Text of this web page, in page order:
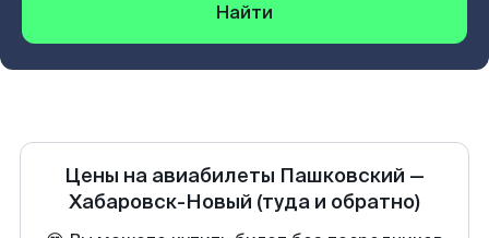
Найти
Цены на авиабилеты Пашковский —
Хабаровск-Новый (туда и обратно)